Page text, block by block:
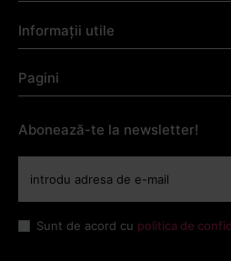
Informații utile
Pagini
Abonează-te la newsletter!
Sunt de acord cu politica de